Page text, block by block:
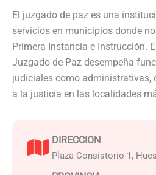
El juzgado de paz es una
servicios en municipios donde
Primera Instancia e Instrucción.
Juzgado de Paz desempeña
judiciales como administrativas,
a la justicia en las localidades
DIRECCION
Plaza Consistorio 1,